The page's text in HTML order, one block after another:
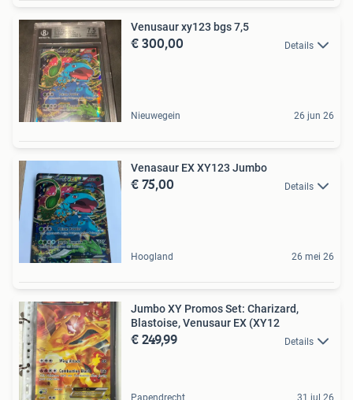
Venusaur xy123 bgs 7,5
€ 300,00 Details
Nieuwegein 26 jun 26
Venasaur EX XY123 Jumbo
€ 75,00 Details
Hoogland 26 mei 26
Jumbo XY Promos Set: Charizard,
Blastoise, Venusaur EX (XY12
€ 249,99 Details